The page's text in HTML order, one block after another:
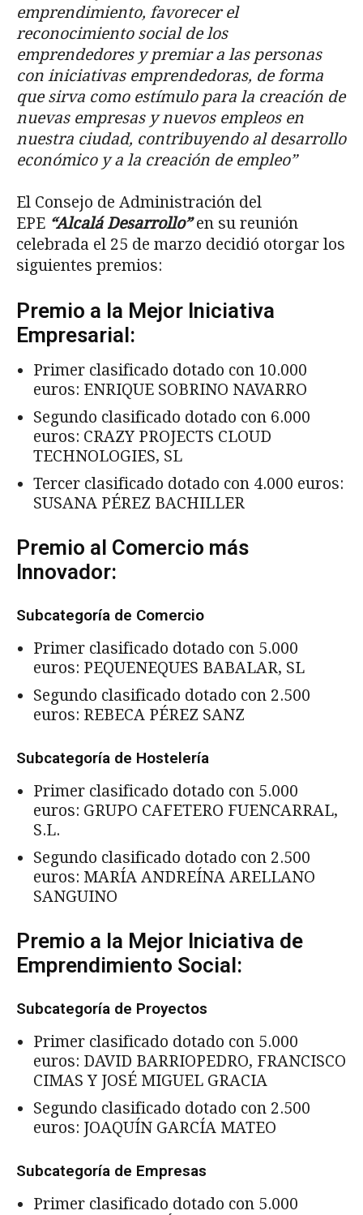
emprendimiento, favorecer el
reconocimiento social de los
emprendedores y premiar a las personas
con iniciativas emprendedoras, de forma
que sirva como estímulo para la creación de
nuevas empresas y nuevos empleos en
nuestra ciudad, contribuyendo al desarrollo
económico y a la creación de empleo”
El Consejo de Administración del
EPE “Alcalá Desarrollo”en su reunión
celebrada el 25 de marzo decidió otorgar los
siguientes premios:
Premio a la Mejor Iniciativa
Empresarial:
Primer clasificado dotado con 10.000
euros: ENRIQUE SOBRINO NAVARRO
Segundo clasificado dotado con 6.000
euros: CRAZY PROJECTS CLOUD
TECHNOLOGIES, SL
Tercer clasificado dotado con 4.000 euros:
SUSANA PÉREZ BACHILLER
Premio al Comercio más
Innovador:
Subcategoría de Comercio
Primer clasificado dotado con 5.000
euros: PEQUENEQUES BABALAR, SL
Segundo clasificado dotado con 2.500
euros: REBECA PÉREZ SANZ
Subcategoría de Hostelería
Primer clasificado dotado con 5.000
euros: GRUPO CAFETERO FUENCARRAL,
S.L.
Segundo clasificado dotado con 2.500
euros: MARÍA ANDREÍNA ARELLANO
SANGUINO
Premio a la Mejor Iniciativa de
Emprendimiento Social:
Subcategoría de Proyectos
Primer clasificado dotado con 5.000
euros: DAVID BARRIOPEDRO, FRANCISCO
CIMAS Y JOSÉ MIGUEL GRACIA
Segundo clasificado dotado con 2.500
euros: JOAQUÍN GARCÍA MATEO
Subcategoría de Empresas
Primer clasificado dotado con 5.000